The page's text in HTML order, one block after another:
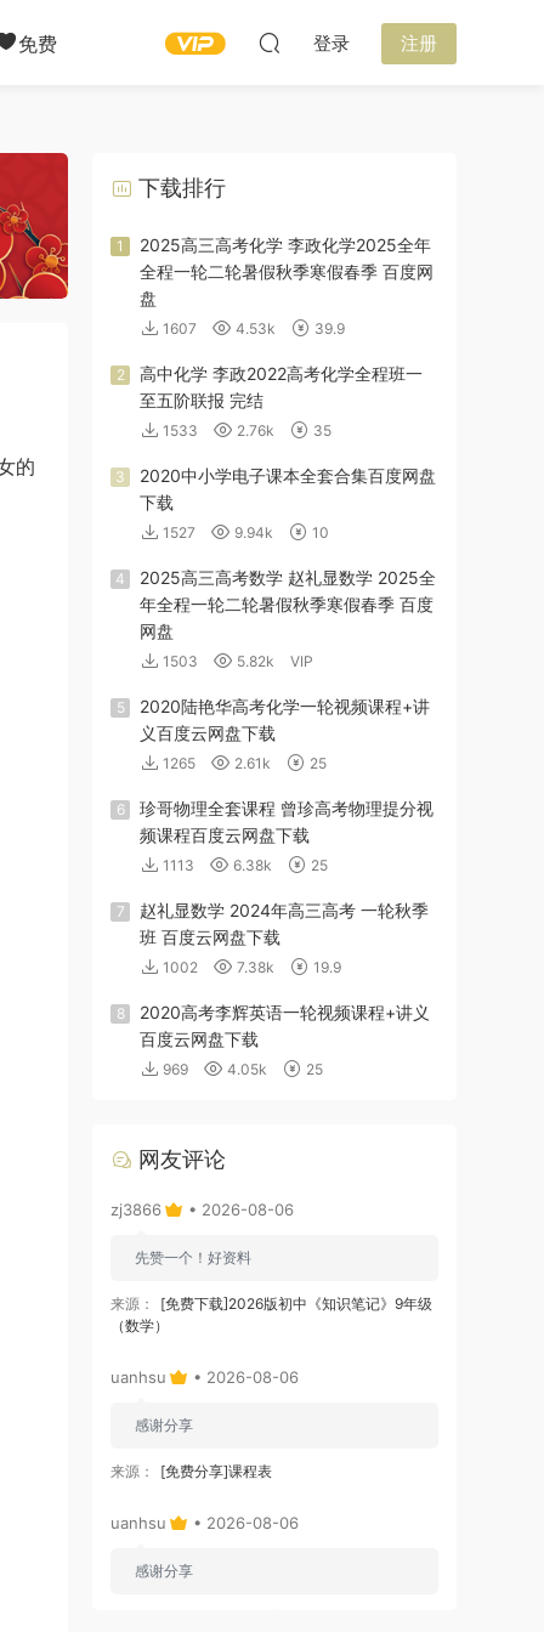
免费 登录 注册
的
下载排行
1
2025高三高考化学 李政化学2025全年
全程一轮二轮暑假秋季寒假春季 百度网
盘
1607 4.53k 39.9
2
高中化学 李政2022高考化学全程班一
至五阶联报 完结
1533 2.76k 35
3
2020中小学电子课本全套合集百度网盘
下载
1527 9.94k 10
4
2025高三高考数学 赵礼显数学 2025全
年全程一轮二轮暑假秋季寒假春季 百度
网盘
1503 5.82k VIP
5
2020陆艳华高考化学一轮视频课程+讲
义百度云网盘下载
1265 2.61k 25
6
珍哥物理全套课程 曾珍高考物理提分视
频课程百度云网盘下载
1113 6.38k 25
7
赵礼显数学 2024年高三高考 一轮秋季
班 百度云网盘下载
1002 7.38k 19.9
8
2020高考李辉英语一轮视频课程+讲义
百度云网盘下载
969 4.05k 25
网友评论
zj3866 • 2026-08-06
先赞一个！好资料
来源：
[免费下载]2026版初中《知识笔记》9年级
（数学）
uanhsu • 2026-08-06
感谢分享
来源： [免费分享]课程表
uanhsu • 2026-08-06
感谢分享